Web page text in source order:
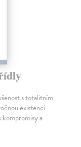
s totalitním
existencí
kompromisy a